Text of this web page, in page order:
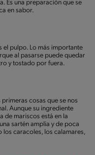
Es una preparación que se
en sabor.
el pulpo. Lo más importante
al pasarse puede quedar
y tostado por fuera.
primeras cosas que se nos
Aunque su ingrediente
de mariscos está en la
sartén amplia y de poca
los caracoles, los calamares,